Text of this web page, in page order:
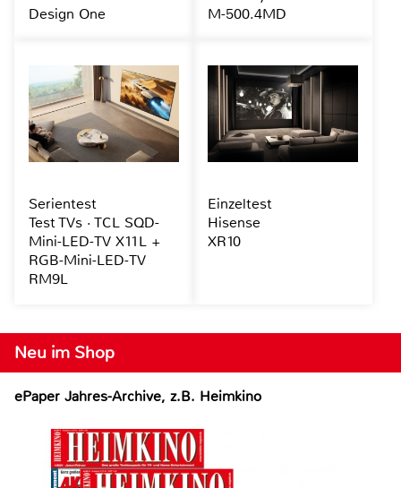
Neu im Shop
ePaper Jahres-Archive, z.B. Heimkino
Design One
M-500.4MD
Serientest
Test TVs · TCL SQD-
Mini-LED-TV X11L +
RGB-Mini-LED-TV
RM9L
Einzeltest
Hisense
XR10